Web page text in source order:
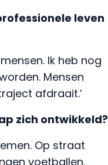
leven
Ik heb nog
Mensen
afdraait.’
zich ontwikkeld?
Op straat
voetballen.